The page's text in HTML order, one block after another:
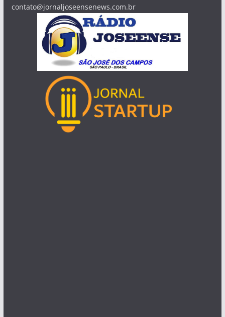
contato@jornaljoseensenews.com.br